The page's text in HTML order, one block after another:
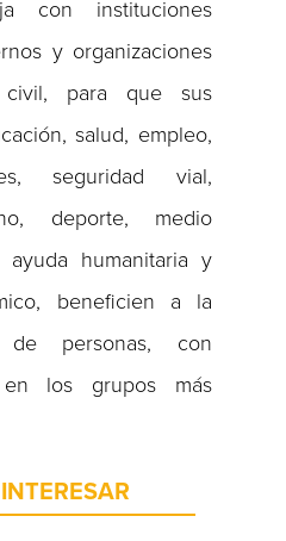
con instituciones
y organizaciones
para que sus
salud, empleo,
seguridad vial,
deporte, medio
ayuda humanitaria y
beneficien a la
de personas, con
en los grupos más